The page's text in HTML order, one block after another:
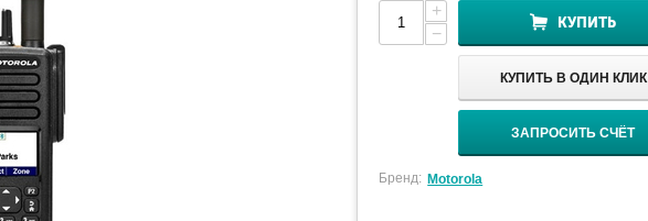
+
−
КУПИТЬ
КУПИТЬ В ОДИН КЛИК
ЗАПРОСИТЬ СЧЁТ
Бренд: Motorola